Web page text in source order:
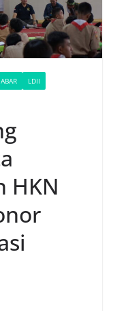
JABAR
LDII
HKN